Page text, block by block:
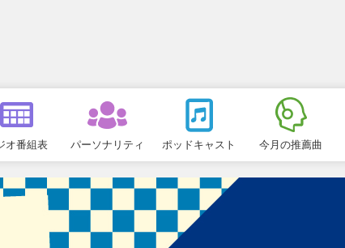
オ番組表 パーソナリティ ポッドキャスト 今月の推薦曲